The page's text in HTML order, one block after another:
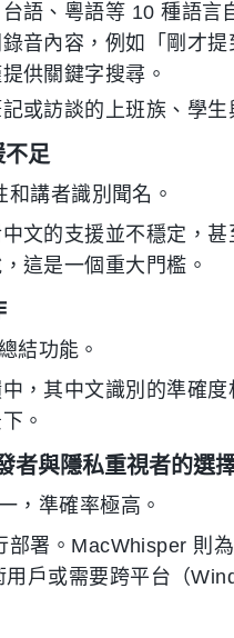
語、粵語等 10 種語言
音內容，例如「剛才
供關鍵字搜尋。
或訪談的上班族、學生
足
講者識別聞名。
文的支援並不穩定，
這是一個重大門檻。
結功能。
，其中文識別的準確
。
與隱私重視者的選
，準確率極高。
部署。MacWhisper 則
戶或需要跨平台（